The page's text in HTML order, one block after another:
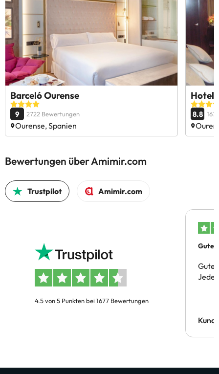
Barceló Ourense
9 2722 Bewertungen
Ourense, Spanien
Hotel
8.8
Bewertungen über Amimir.com
Trustpilot Amimir.com
4.5 von 5 Punkten bei 1677 Bewertungen
Gutes
Gute